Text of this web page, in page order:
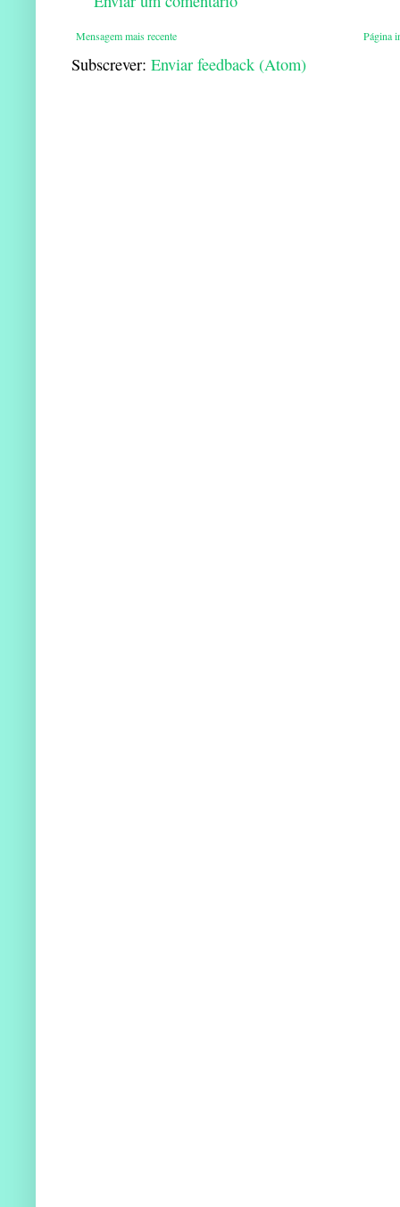
Mensagem mais recente Página
Subscrever: Enviar feedback (Atom)